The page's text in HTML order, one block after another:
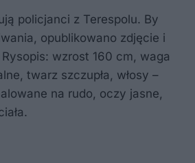
policjanci z Terespolu. By
opublikowano zdjęcie i
wzrost 160 cm, waga
twarz szczupła, włosy –
na rudo, oczy jasne,